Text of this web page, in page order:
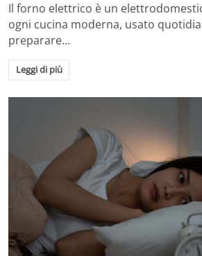
Il forno elettrico è un
ogni cucina moderna, usato
preparare…
Leggi di più